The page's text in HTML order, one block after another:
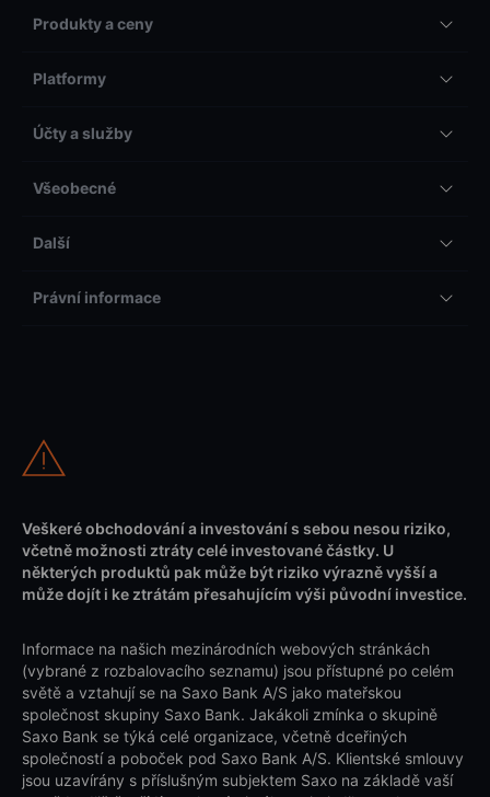
Produkty a ceny
Platformy
Účty a služby
Všeobecné
Další
Právní informace
Veškeré obchodování a investování s sebou nesou riziko,
včetně možnosti ztráty celé investované částky. U
některých produktů pak může být riziko výrazně vyšší a
může dojít i ke ztrátám přesahujícím výši původní investice.
Informace na našich mezinárodních webových stránkách
(vybrané z rozbalovacího seznamu) jsou přístupné po celém
světě a vztahují se na Saxo Bank A/S jako mateřskou
společnost skupiny Saxo Bank. Jakákoli zmínka o skupině
Saxo Bank se týká celé organizace, včetně dceřiných
společností a poboček pod Saxo Bank A/S. Klientské smlouvy
jsou uzavírány s příslušným subjektem Saxo na základě vaší